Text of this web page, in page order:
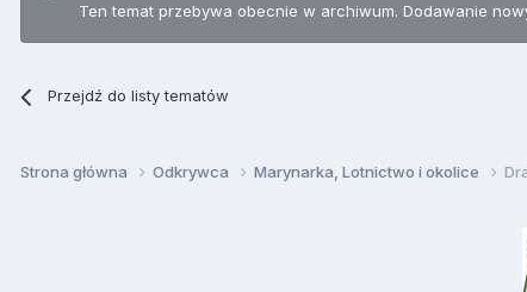
Ten temat przebywa obecnie w archiwum. Dodawanie
Przejdź do listy tematów
Strona główna Odkrywca Marynarka, Lotnictwo i okolice